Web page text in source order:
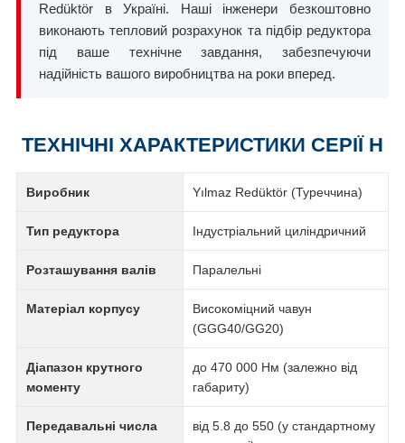
Redüktör в Україні. Наші інженери безкоштовно
виконають тепловий розрахунок та підбір редуктора
під ваше технічне завдання, забезпечуючи
надійність вашого виробництва на роки вперед.
ТЕХНІЧНІ ХАРАКТЕРИСТИКИ СЕРІЇ H
Виробник Yılmaz Redüktör (Туреччина)
Тип редуктора Індустріальний циліндричний
Розташування валів Паралельні
Матеріал корпусу
Високоміцний чавун
(GGG40/GG20)
Діапазон крутного
моменту
до 470 000 Нм (залежно від
габариту)
Передавальні числа
від 5.8 до 550 (у стандартному